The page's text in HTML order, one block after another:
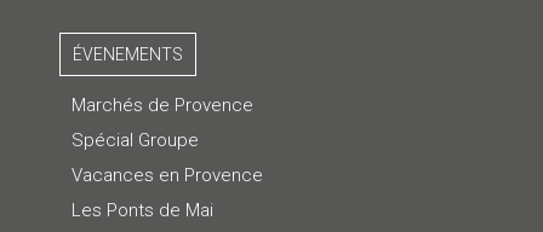
ÉVENEMENTS
Marchés de Provence
Spécial Groupe
Vacances en Provence
Les Ponts de Mai